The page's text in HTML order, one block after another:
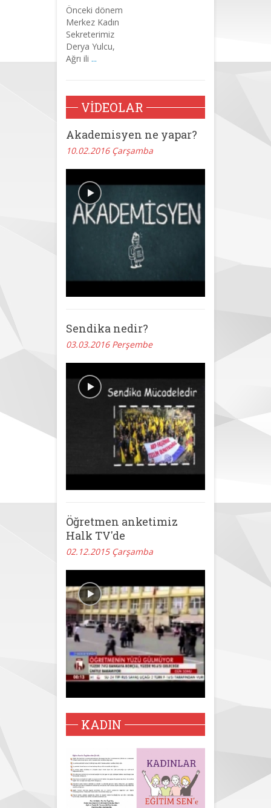
Önceki dönem
Merkez Kadın
Sekreterimiz
Derya Yulcu,
Ağrı ili ...
VİDEOLAR
Akademisyen ne yapar?
10.02.2016 Çarşamba
Sendika nedir?
03.03.2016 Perşembe
Öğretmen anketimiz
Halk TV'de
02.12.2015 Çarşamba
KADIN